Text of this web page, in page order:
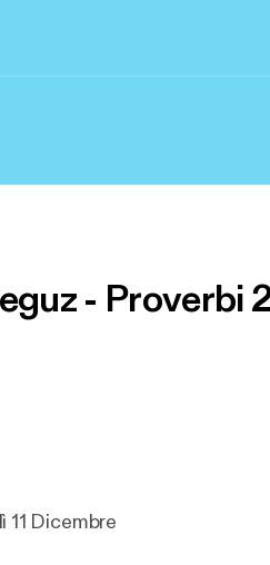
- Proverbi
Dicembre